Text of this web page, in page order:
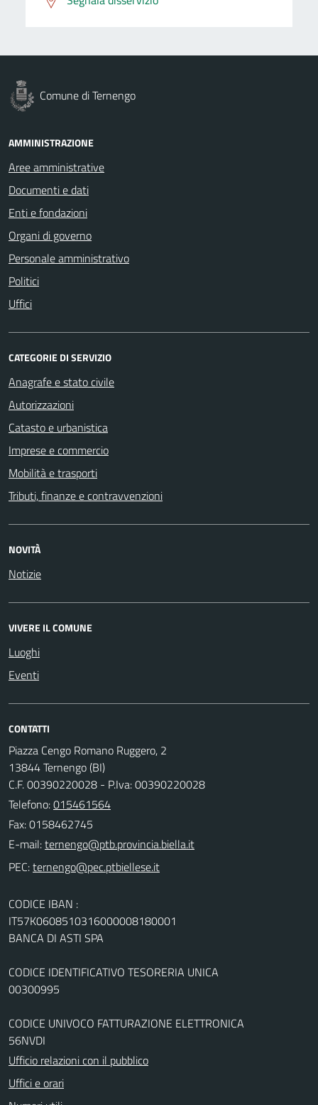
Comune di Ternengo
AMMINISTRAZIONE
Aree amministrative
Documenti e dati
Enti e fondazioni
Organi di governo
Personale amministrativo
Politici
Uffici
CATEGORIE DI SERVIZIO
Anagrafe e stato civile
Autorizzazioni
Catasto e urbanistica
Imprese e commercio
Mobilità e trasporti
Tributi, finanze e contravvenzioni
NOVITÀ
Notizie
VIVERE IL COMUNE
Luoghi
Eventi
CONTATTI
Piazza Cengo Romano Ruggero, 2
13844 Ternengo (BI)
C.F. 00390220028 - P.Iva: 00390220028
Telefono:015461564
Fax: 0158462745
E-mail:
PEC:
CODICE IBAN :
IT57K0608510316000008180001
BANCA DI ASTI SPA
CODICE IDENTIFICATIVO TESORERIA UNICA
00300995
CODICE UNIVOCO FATTURAZIONE ELETTRONICA
56NVDI
Ufficio relazioni con il pubblico
Uffici e orari